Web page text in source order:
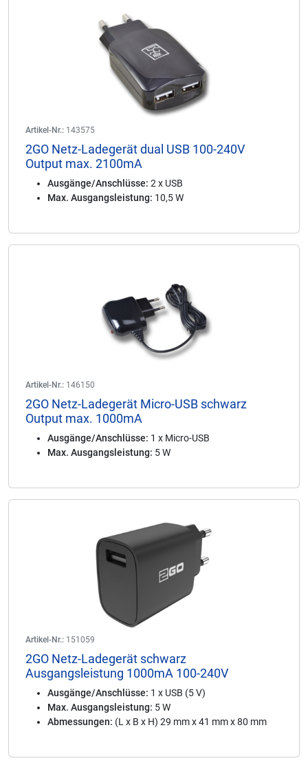
Artikel-Nr.: 143575
2GO Netz-Ladegerät dual USB 100-240V
Output max. 2100mA
Ausgänge/Anschlüsse: 2 x USB
Max. Ausgangsleistung: 10,5 W
Artikel-Nr.: 146150
2GO Netz-Ladegerät Micro-USB schwarz
Output max. 1000mA
Ausgänge/Anschlüsse: 1 x Micro-USB
Max. Ausgangsleistung: 5 W
Artikel-Nr.: 151059
2GO Netz-Ladegerät schwarz
Ausgangsleistung 1000mA 100-240V
Ausgänge/Anschlüsse: 1 x USB (5 V)
Max. Ausgangsleistung: 5 W
Abmessungen: (L x B x H) 29 mm x 41 mm x 80 mm